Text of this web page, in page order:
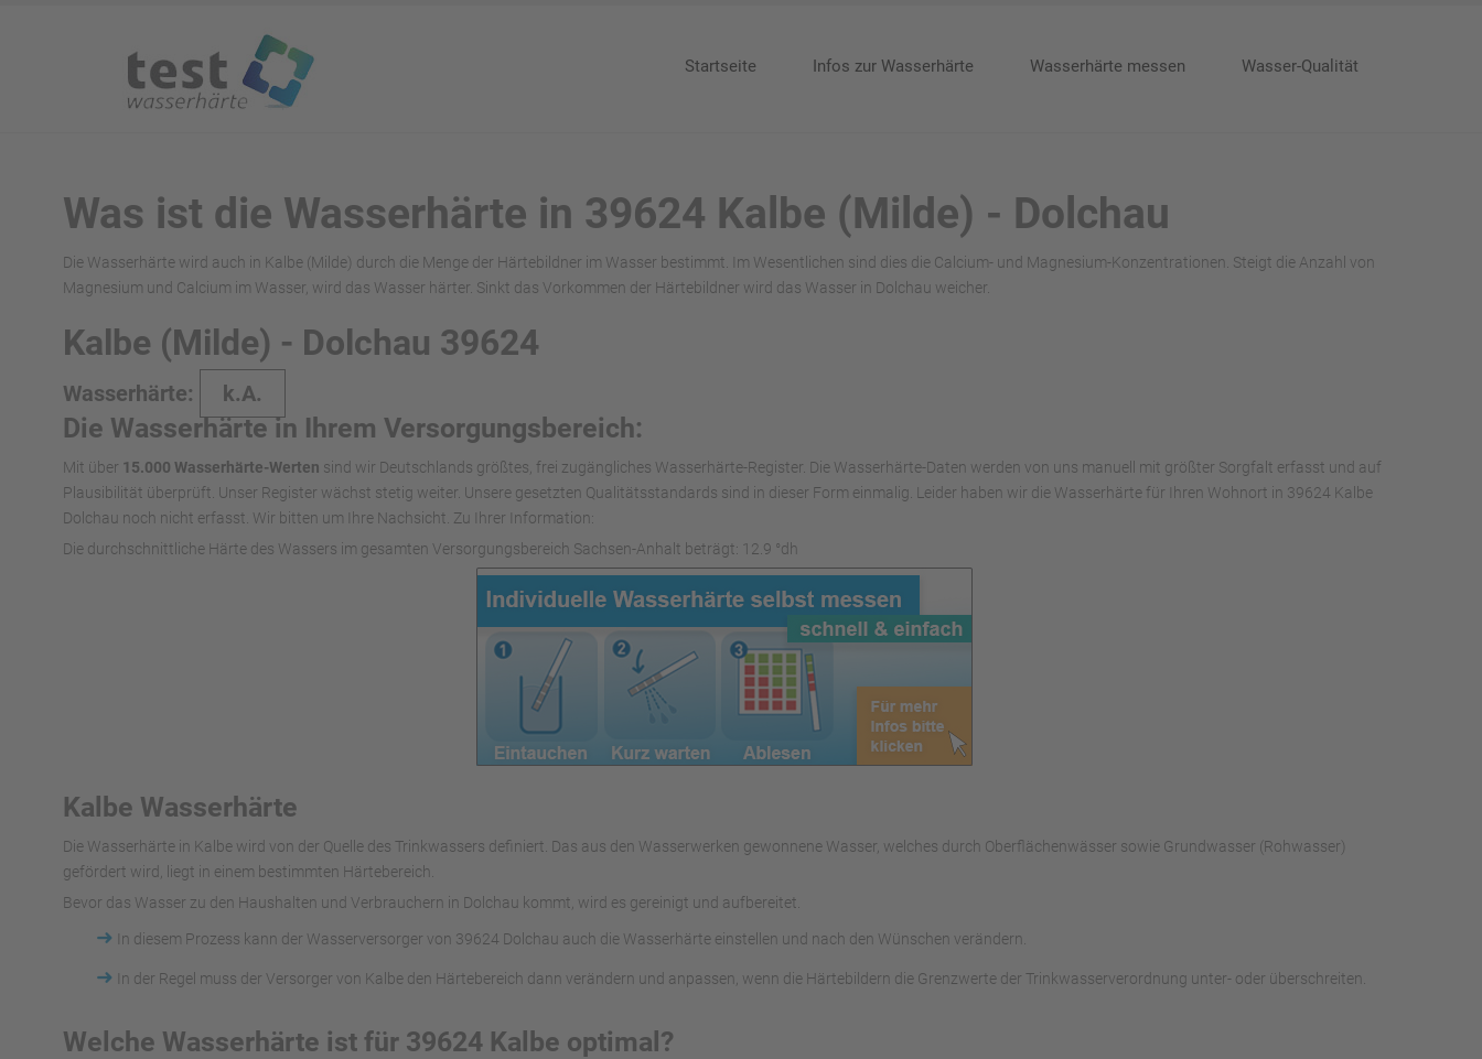
Startseite Infos zur Wasserhärte Wasserhärte messen Wasser-Qualität
Was ist die Wasserhärte in 39624 Kalbe (Milde) - Dolchau
Die Wasserhärte wird auch in Kalbe (Milde) durch die Menge der Härtebildner im Wasser bestimmt. Im Wesentlichen sind dies die Calcium- und Magnesium-Konzentrationen. Steigt die Anzahl von
Magnesium und Calcium im Wasser, wird das Wasser härter. Sinkt das Vorkommen der Härtebildner wird das Wasser in Dolchau weicher.
Kalbe (Milde) - Dolchau 39624
Wasserhärte: k.A.
Die Wasserhärte in Ihrem Versorgungsbereich:
Mit über 15.000 Wasserhärte-Werten sind wir Deutschlands größtes, frei zugängliches Wasserhärte-Register. Die Wasserhärte-Daten werden von uns manuell mit größter Sorgfalt erfasst und auf
Plausibilität überprüft. Unser Register wächst stetig weiter. Unsere gesetzten Qualitätsstandards sind in dieser Form einmalig. Leider haben wir die Wasserhärte für Ihren Wohnort in 39624 Kalbe
Dolchau noch nicht erfasst. Wir bitten um Ihre Nachsicht. Zu Ihrer Information:
Die durchschnittliche Härte des Wassers im gesamten Versorgungsbereich Sachsen-Anhalt beträgt: 12.9 °dh
Kalbe Wasserhärte
Die Wasserhärte in Kalbe wird von der Quelle des Trinkwassers definiert. Das aus den Wasserwerken gewonnene Wasser, welches durch Oberflächenwässer sowie Grundwasser (Rohwasser)
gefördert wird, liegt in einem bestimmten Härtebereich.
Bevor das Wasser zu den Haushalten und Verbrauchern in Dolchau kommt, wird es gereinigt und aufbereitet.
➜ In diesem Prozess kann der Wasserversorger von 39624 Dolchau auch die Wasserhärte einstellen und nach den Wünschen verändern.
➜ In der Regel muss der Versorger von Kalbe den Härtebereich dann verändern und anpassen, wenn die Härtebildern die Grenzwerte der Trinkwasserverordnung unter- oder überschreiten.
Welche Wasserhärte ist für 39624 Kalbe optimal?